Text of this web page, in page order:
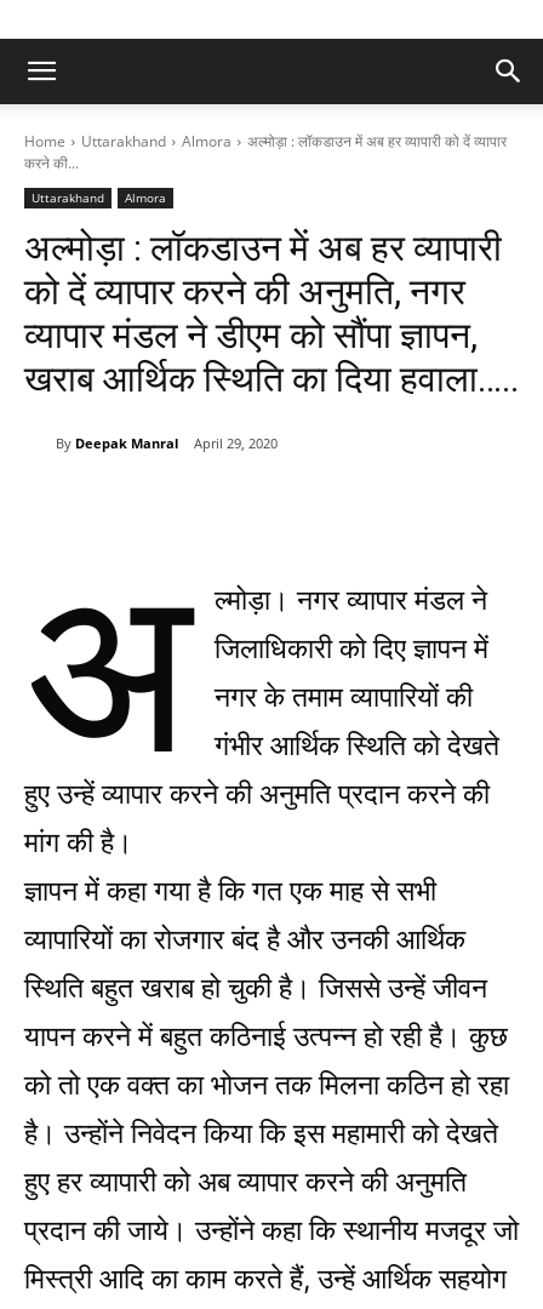
Home Uttarakhand Almora
अल्मोड़ा : लॉकडाउन में अब हर व्यापारी को दें व्यापार
करने की...
Uttarakhand Almora
अल्मोड़ा : लॉकडाउन में अब हर व्यापारी
को दें व्यापार करने की अनुमति, नगर
व्यापार मंडल ने डीएम को सौंपा ज्ञापन,
खराब आर्थिक स्थिति का दिया हवाला…..
By Deepak Manral April 29, 2020
अ
ल्मोड़ा। नगर व्यापार मंडल ने
जिलाधिकारी को दिए ज्ञापन में
नगर के तमाम व्यापारियों की
गंभीर आर्थिक स्थिति को देखते
हुए उन्हें व्यापार करने की अनुमति प्रदान करने की
मांग की है।
ज्ञापन में कहा गया है कि गत एक माह से सभी
व्यापारियों का रोजगार बंद है और उनकी आर्थिक
स्थिति बहुत खराब हो चुकी है। जिससे उन्हें जीवन
यापन करने में बहुत कठिनाई उत्पन्न हो रही है। कुछ
को तो एक वक्त का भोजन तक मिलना कठिन हो रहा
है। उन्होंने निवेदन किया कि इस महामारी को देखते
हुए हर व्यापारी को अब व्यापार करने की अनुमति
प्रदान की जाये। उन्होंने कहा कि स्थानीय मजदूर जो
मिस्त्री आदि का काम करते हैं, उन्हें आर्थिक सहयोग